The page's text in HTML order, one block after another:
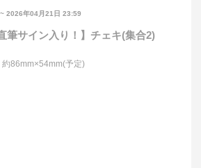
~2026年04月21日 23:59
筆サイン入り！】チェキ(集合2)
約86mm×54mm(予定)